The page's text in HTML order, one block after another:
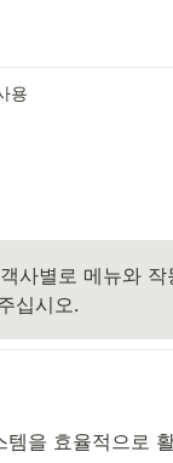
용
사별로 메뉴와
십시오.
을 효율적으로